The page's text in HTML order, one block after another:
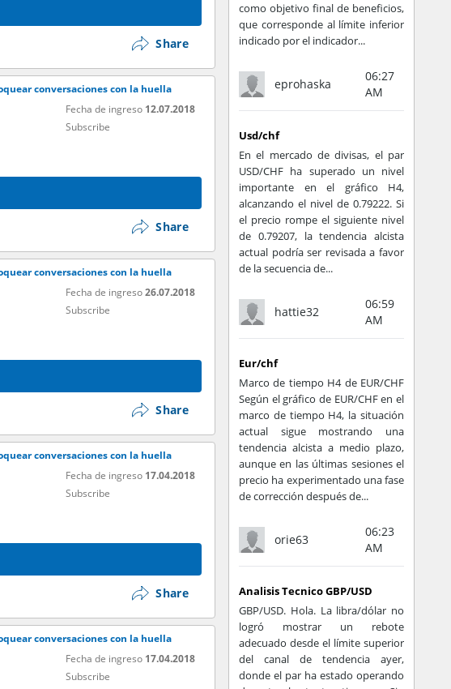
Share
conversaciones con la huella
Fecha de ingreso 12.07.2018
Subscribe
Share
conversaciones con la huella
Fecha de ingreso26.07.2018
Subscribe
Share
conversaciones con la huella
Fecha de ingreso 17.04.2018
Subscribe
Share
conversaciones con la huella
Fecha de ingreso 17.04.2018
Subscribe
como objetivo final de beneficios,
que corresponde al límite inferior
indicado por el indicador...
eprohaska
06:27
AM
Usd/chf
En el mercado de divisas, el par
USD/CHF ha superado un nivel
importante en el gráfico H4,
alcanzando el nivel de 0.79222. Si
el precio rompe el siguiente nivel
de 0.79207, la tendencia alcista
actual podría ser revisada a favor
de la secuencia de...
hattie32
06:59
AM
Eur/chf
Marco de tiempo H4 de EUR/CHF
Según el gráfico de EUR/CHF en el
marco de tiempo H4, la situación
actual sigue mostrando una
tendencia alcista a medio plazo,
aunque en las últimas sesiones el
precio ha experimentado una fase
de corrección después de...
orie63
06:23
AM
Analisis Tecnico GBP/USD
GBP/USD. Hola. La libra/dólar no
logró mostrar un rebote
adecuado desde el límite superior
del canal de tendencia ayer,
donde el par ha estado operando